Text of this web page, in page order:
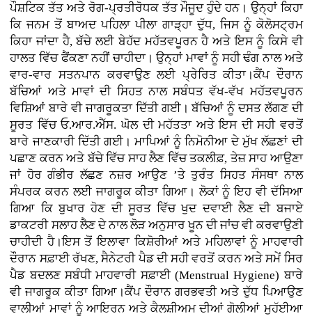
ਪੌਸ਼ਟਿਕ ਤੱਤ ਅਤੇ ਰੋਗ-ਪ੍ਰਤੀਰੋਧਕ ਤੱਤ ਮੌਜੂਦ ਹੁੰਦੇ ਹਨ। ਉਨ੍ਹਾਂ ਕਿਹਾ
ਕਿ ਜਨਮ ਤੋਂ ਬਾਅਦ ਪਹਿਲਾ ਪੀਲਾ ਗਾੜ੍ਹਾ ਦੁੱਧ, ਜਿਸ ਨੂੰ ਕੋਲੋਸਟ੍ਰਮ
ਕਿਹਾ ਜਾਂਦਾ ਹੈ, ਬੱਚੇ ਲਈ ਬੇਹੱਦ ਮਹੱਤਵਪੂਰਨ ਹੈ ਅਤੇ ਇਸ ਨੂੰ ਕਿਸੇ ਵੀ
ਹਾਲਤ ਵਿੱਚ ਫੈਂਕਣਾ ਨਹੀਂ ਚਾਹੀਦਾ। ਉਨ੍ਹਾਂ ਮਾਵਾਂ ਨੂੰ ਸਹੀ ਢੰਗ ਨਾਲ ਅਤੇ
ਵਾਰ-ਵਾਰ ਸਤਨਪਾਨ ਕਰਵਾਉਣ ਲਈ ਪ੍ਰੇਰਿਤ ਕੀਤਾ।ਕੈਂਪ ਦੌਰਾਨ
ਬੱਚਿਆਂ ਅਤੇ ਮਾਵਾਂ ਦੀ ਸਿਹਤ ਨਾਲ ਸਬੰਧਤ ਵੱਖ-ਵੱਖ ਮਹੱਤਵਪੂਰਨ
ਵਿਸ਼ਿਆਂ ਬਾਰੇ ਵੀ ਜਾਗਰੂਕਤਾ ਦਿੱਤੀ ਗਈ। ਬੱਚਿਆਂ ਨੂੰ ਦਸਤ ਲੱਗਣ ਦੀ
ਸੂਰਤ ਵਿੱਚ ਓ.ਆਰ.ਐੱਸ. ਘੋਲ ਦੀ ਮਹੱਤਤਾ ਅਤੇ ਇਸ ਦੀ ਸਹੀ ਵਰਤੋਂ
ਬਾਰੇ ਜਾਣਕਾਰੀ ਦਿੱਤੀ ਗਈ। ਮਾਪਿਆਂ ਨੂੰ ਨਿਮੋਨੀਆ ਦੇ ਮੁੱਖ ਲੱਛਣਾਂ ਦੀ
ਪਛਾਣ ਕਰਨ ਅਤੇ ਬੱਚੇ ਵਿੱਚ ਸਾਹ ਲੈਣ ਵਿੱਚ ਤਕਲੀਫ਼, ਤੇਜ਼ ਸਾਹ ਆਉਣਾ
ਜਾਂ ਹੋਰ ਗੰਭੀਰ ਲੱਛਣ ਨਜ਼ਰ ਆਉਣ ’ਤੇ ਤੁਰੰਤ ਸਿਹਤ ਸੰਸਥਾ ਨਾਲ
ਸੰਪਰਕ ਕਰਨ ਲਈ ਜਾਗਰੂਕ ਕੀਤਾ ਗਿਆ। ਲੋਕਾਂ ਨੂੰ ਇਹ ਵੀ ਦੱਸਿਆ
ਗਿਆ ਕਿ ਬੁਖਾਰ ਹੋਣ ਦੀ ਸੂਰਤ ਵਿੱਚ ਖੁਦ ਦਵਾਈ ਲੈਣ ਦੀ ਬਜਾਏ
ਡਾਕਟਰੀ ਸਲਾਹ ਲੈਣ ਦੇ ਨਾਲ ਲੋੜ ਅਨੁਸਾਰ ਖੂਨ ਦੀ ਜਾਂਚ ਵੀ ਕਰਵਾਉਣੀ
ਚਾਹੀਦੀ ਹੈ।ਇਸ ਤੋਂ ਇਲਾਵਾ ਕਿਸ਼ੋਰੀਆਂ ਅਤੇ ਮਹਿਲਾਵਾਂ ਨੂੰ ਮਾਹਵਾਰੀ
ਦੌਰਾਨ ਸਫ਼ਾਈ ਰੱਖਣ, ਸੈਨੇਟਰੀ ਪੈਡ ਦੀ ਸਹੀ ਵਰਤੋਂ ਕਰਨ ਅਤੇ ਸਮੇਂ ਸਿਰ
ਪੈਡ ਬਦਲਣ ਸਬੰਧੀ ਮਾਹਵਾਰੀ ਸਫ਼ਾਈ (Menstrual Hygiene) ਬਾਰੇ
ਵੀ ਜਾਗਰੂਕ ਕੀਤਾ ਗਿਆ।ਕੈਂਪ ਦੌਰਾਨ ਗਰਭਵਤੀ ਅਤੇ ਦੁੱਧ ਪਿਆਉਣ
ਵਾਲੀਆਂ ਮਾਵਾਂ ਨੂੰ ਆਇਰਨ ਅਤੇ ਕੈਲਸ਼ੀਅਮ ਦੀਆਂ ਗੋਲੀਆਂ ਮੁਹੱਈਆ